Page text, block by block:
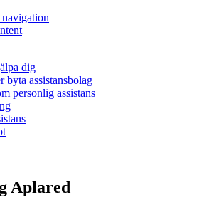
dig
byta assistansbolag
personlig assistans
Aplared